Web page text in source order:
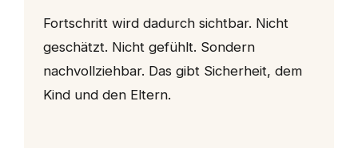
Fortschritt wird dadurch sichtbar. Nicht
geschätzt. Nicht gefühlt. Sondern
nachvollziehbar. Das gibt Sicherheit, dem
Kind und den Eltern.